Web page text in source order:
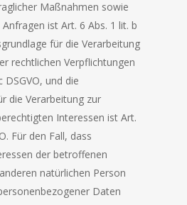
Maßnahmen sowie
ist Art. 6 Abs. 1 lit. b
für die Verarbeitung
rechtlichen Verpflichtungen
DSGVO, und die
die Verarbeitung zur
Interessen ist Art.
Für den Fall, dass
der betroffenen
natürlichen Person
Daten